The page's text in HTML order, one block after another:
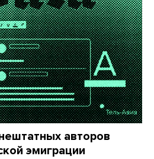
авторов
эмиграции